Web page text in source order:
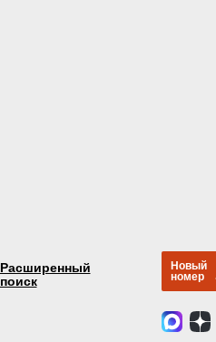
Расширенный
поиск
Новый
номер